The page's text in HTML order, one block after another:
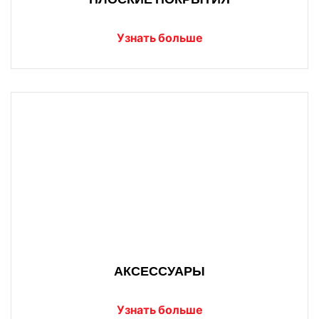
Узнать больше
АКСЕССУАРЫ
Узнать больше